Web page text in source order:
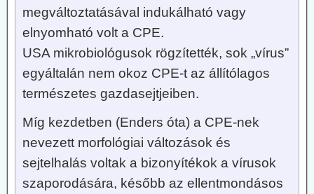
megváltoztatásával indukálható vagy
elnyomható volt a CPE.
USA mikrobiológusok rögzítették, sok „vírus”
egyáltalán nem okoz CPE-t az állítólagos
természetes gazdasejtjeiben.
Míg kezdetben (Enders óta) a CPE-nek
nevezett morfológiai változások és
sejtelhalás voltak a bizonyítékok a vírusok
szaporodására, később az ellentmondásos